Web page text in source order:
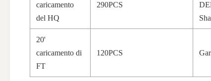
caricamento
del HQ
290PCS
20'
caricamento di
FT
120PCS